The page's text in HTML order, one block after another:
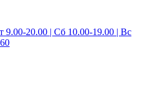
9.00-20.00 | Сб 10.00-19.00 | Вс